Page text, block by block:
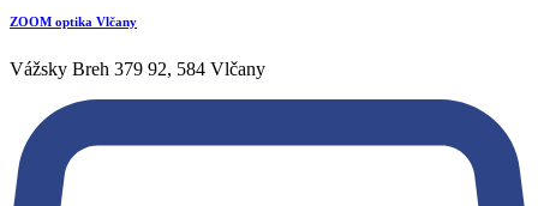
ZOOM optika Vlčany
Vážsky Breh 379 92, 584 Vlčany